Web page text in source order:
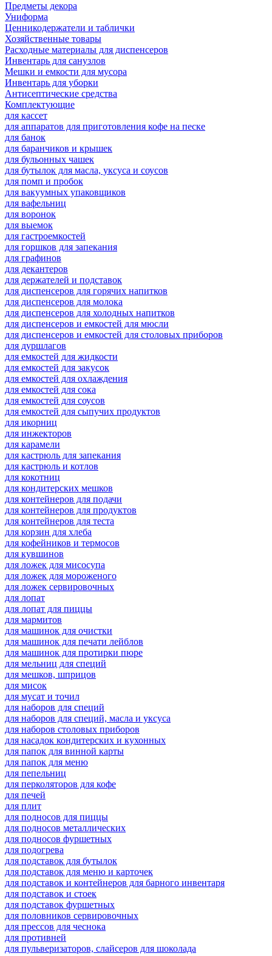
Предметы декора
Униформа
Ценникодержатели и таблички
Хозяйственные товары
Расходные материалы для диспенсеров
Инвентарь для санузлов
Мешки и емкости для мусора
Инвентарь для уборки
Антисептические средства
Комплектующие
для кассет
для аппаратов для приготовления кофе на песке
для банок
для баранчиков и крышек
для бульонных чашек
для бутылок для масла, уксуса и соусов
для помп и пробок
для вакуумных упаковщиков
для вафельниц
для воронок
для выемок
для гастроемкостей
для горшков для запекания
для графинов
для декантеров
для держателей и подставок
для диспенсеров для горячих напитков
для диспенсеров для молока
для диспенсеров для холодных напитков
для диспенсеров и емкостей для мюсли
для диспенсеров и емкостей для столовых приборов
для дуршлагов
для емкостей для жидкости
для емкостей для закусок
для емкостей для охлаждения
для емкостей для сока
для емкостей для соусов
для емкостей для сыпучих продуктов
для икорниц
для инжекторов
для карамели
для кастрюль для запекания
для кастрюль и котлов
для кокотниц
для кондитерских мешков
для контейнеров для подачи
для контейнеров для продуктов
для контейнеров для теста
для корзин для хлеба
для кофейников и термосов
для кувшинов
для ложек для мисосупа
для ложек для мороженого
для ложек сервировочных
для лопат
для лопат для пиццы
для мармитов
для машинок для очистки
для машинок для печати лейблов
для машинок для протирки пюре
для мельниц для специй
для мешков, шприцов
для мисок
для мусат и точил
для наборов для специй
для наборов для специй, масла и уксуса
для наборов столовых приборов
для насадок кондитерских и кухонных
для папок для винной карты
для папок для меню
для пепельниц
для перколяторов для кофе
для печей
для плит
для подносов для пиццы
для подносов металлических
для подносов фуршетных
для подогрева
для подставок для бутылок
для подставок для меню и карточек
для подставок и контейнеров для барного инвентаря
для подставок и стоек
для подставок фуршетных
для половников сервировочных
для прессов для чеснока
для противней
для пульверизаторов, слайсеров для шоколада